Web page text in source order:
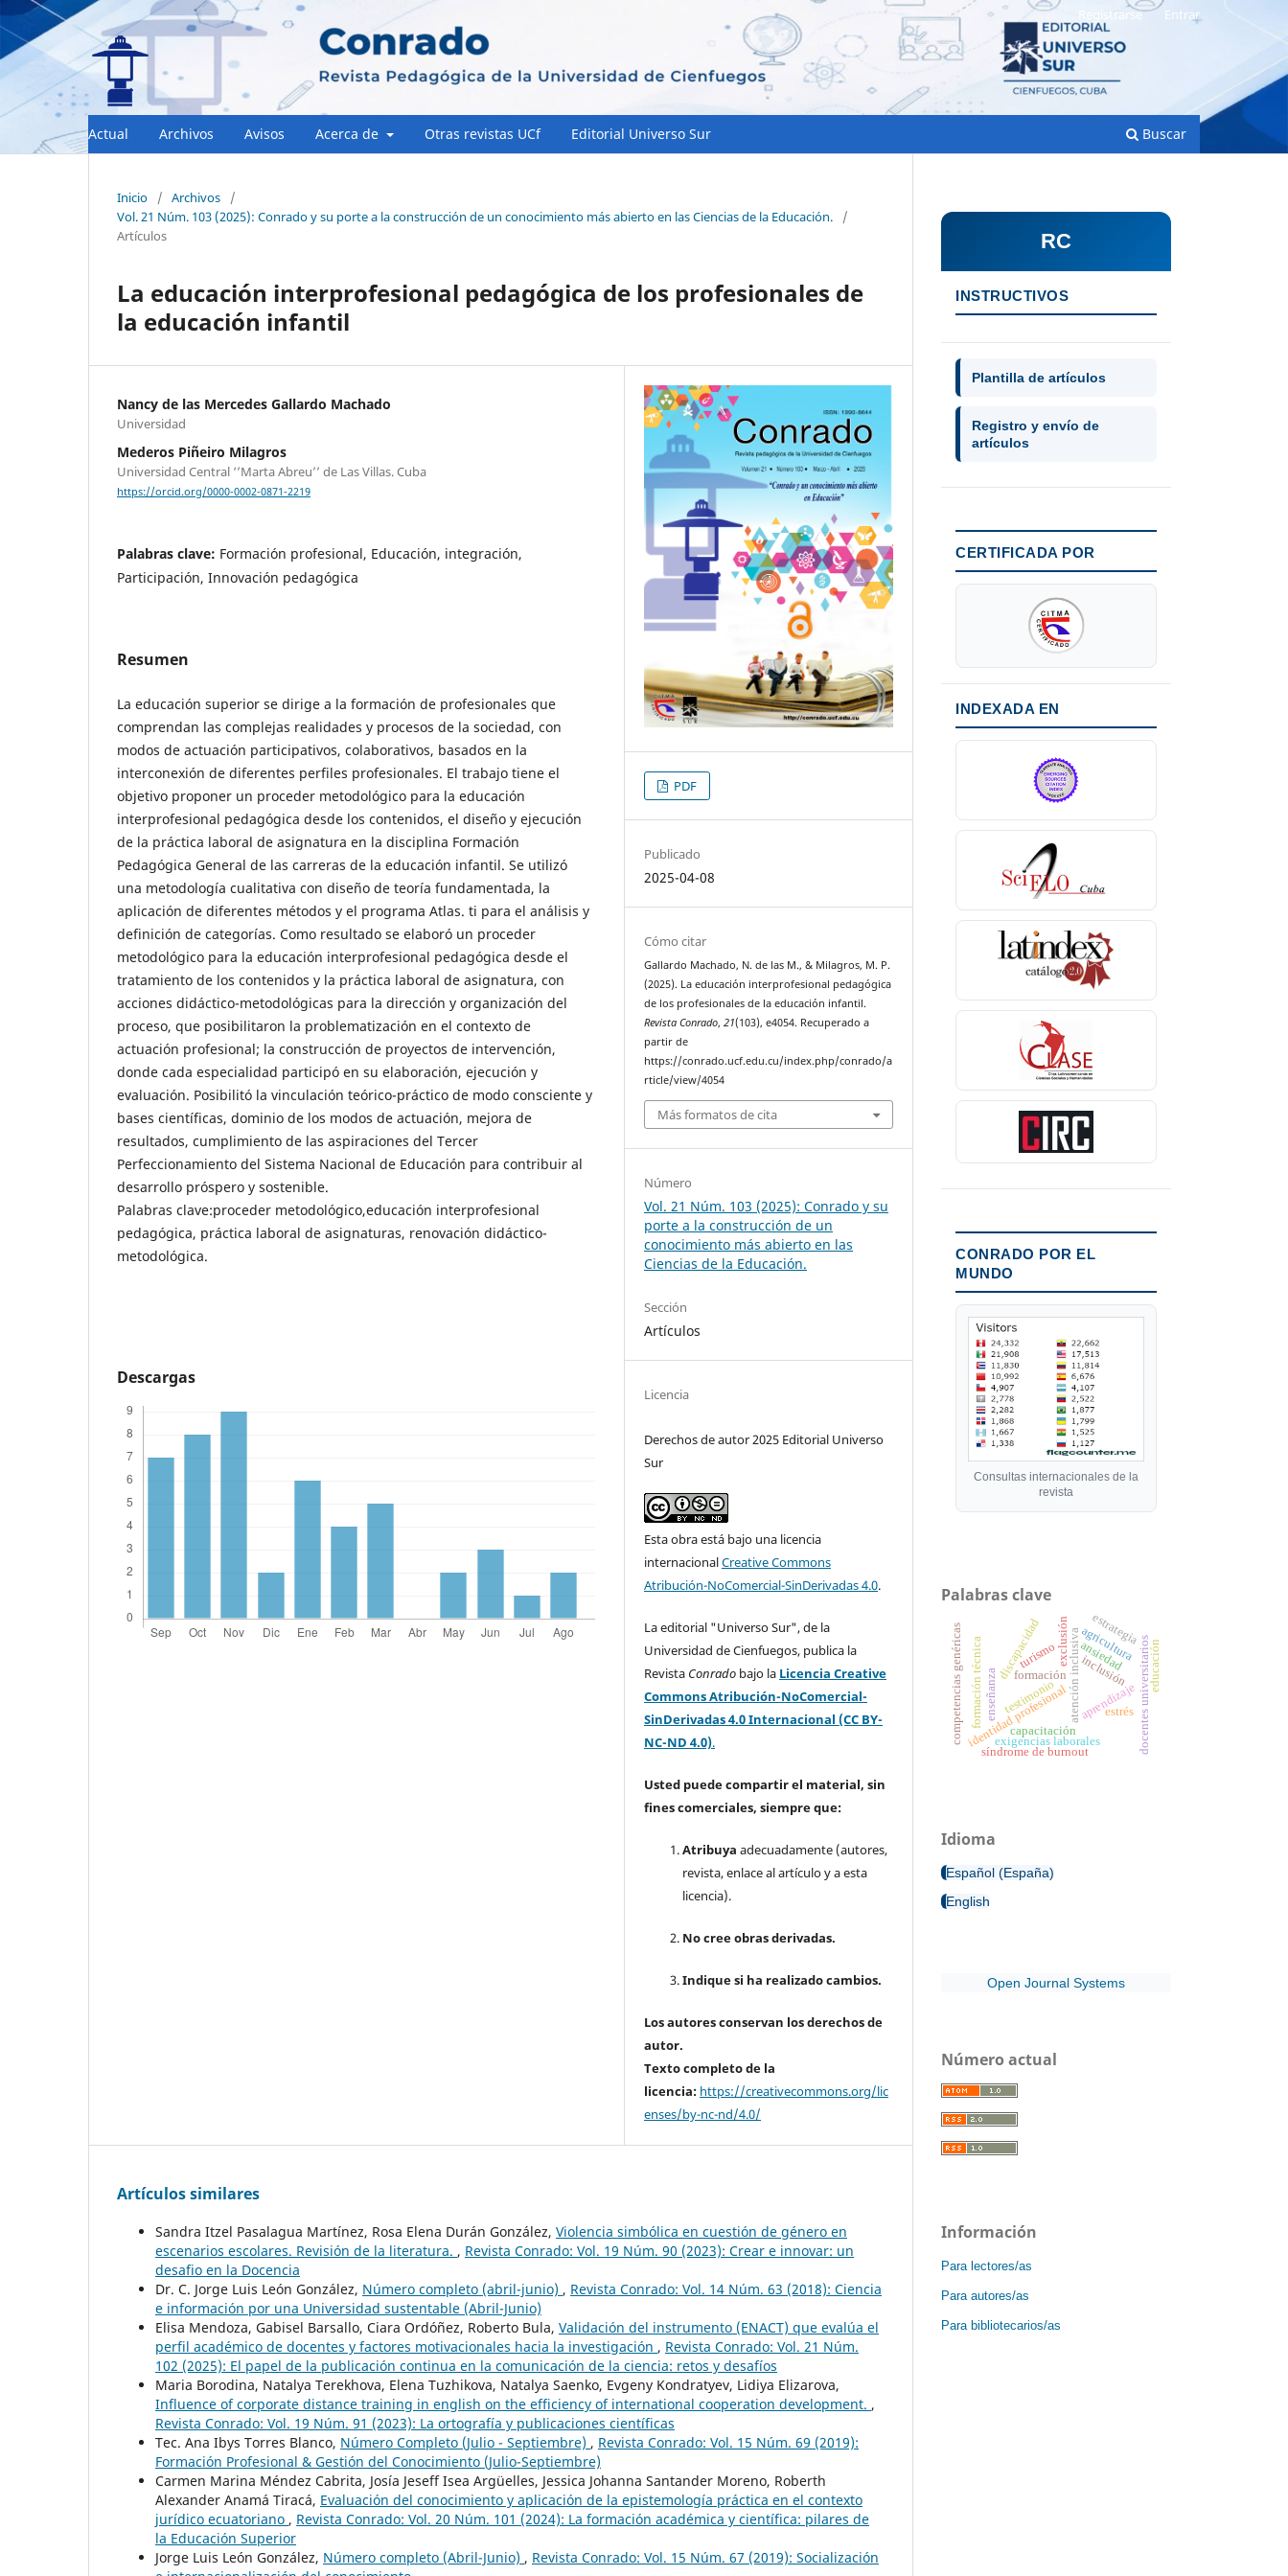
Actual Archivos Avisos Acerca de Otras revistas UCf Editorial Universo Sur Buscar
Registrarse Entrar
Inicio / Archivos
/
Vol. 21 Núm. 103 (2025): Conrado y su porte a la construcción de un conocimiento más abierto en las Ciencias de la Educación.
/
Artículos
La educación interprofesional pedagógica de los profesionales de
la educación infantil
Nancy de las Mercedes Gallardo Machado
Universidad
Mederos Piñeiro Milagros
Universidad Central ‘’Marta Abreu’’ de Las Villas. Cuba
https://orcid.org/0000-0002-0871-2219
Palabras clave: Formación profesional, Educación, integración,
Participación, Innovación pedagógica
Resumen
La educación superior se dirige a la formación de profesionales que
comprendan las complejas realidades y procesos de la sociedad, con
modos de actuación participativos, colaborativos, basados en la
interconexión de diferentes perfiles profesionales. El trabajo tiene el
objetivo proponer un proceder metodológico para la educación
interprofesional pedagógica desde los contenidos, el diseño y ejecución
de la práctica laboral de asignatura en la disciplina Formación
Pedagógica General de las carreras de la educación infantil. Se utilizó
una metodología cualitativa con diseño de teoría fundamentada, la
aplicación de diferentes métodos y el programa Atlas. ti para el análisis y
definición de categorías. Como resultado se elaboró un proceder
metodológico para la educación interprofesional pedagógica desde el
tratamiento de los contenidos y la práctica laboral de asignatura, con
acciones didáctico-metodológicas para la dirección y organización del
proceso, que posibilitaron la problematización en el contexto de
actuación profesional; la construcción de proyectos de intervención,
donde cada especialidad participó en su elaboración, ejecución y
evaluación. Posibilitó la vinculación teórico-práctico de modo consciente y
bases científicas, dominio de los modos de actuación, mejora de
resultados, cumplimiento de las aspiraciones del Tercer
Perfeccionamiento del Sistema Nacional de Educación para contribuir al
desarrollo próspero y sostenible.
Palabras clave:proceder metodológico,educación interprofesional
pedagógica, práctica laboral de asignaturas, renovación didáctico-
metodológica.
Descargas
PDF
Publicado
2025-04-08
Cómo citar
Gallardo Machado, N. de las M., & Milagros, M. P.
(2025). La educación interprofesional pedagógica
de los profesionales de la educación infantil.
Revista Conrado,21(103), e4054. Recuperado a
partir de
https://conrado.ucf.edu.cu/index.php/conrado/a
rticle/view/4054
Más formatos de cita
Número
Vol. 21 Núm. 103 (2025): Conrado y su
porte a la construcción de un
conocimiento más abierto en las
Ciencias de la Educación.
Sección
Artículos
Licencia
Derechos de autor 2025 Editorial Universo
Sur
Esta obra está bajo una licencia
internacionalCreative Commons
Atribución-NoComercial-SinDerivadas 4.0.
La editorial "Universo Sur", de la
Universidad de Cienfuegos, publica la
Revista Conrado bajo la Licencia Creative
Commons Atribución-NoComercial-
SinDerivadas 4.0 Internacional (CC BY-
NC-ND 4.0).
Usted puede compartir el material, sin
fines comerciales, siempre que:
Atribuya adecuadamente (autores,
revista, enlace al artículo y a esta
licencia).
No cree obras derivadas.
Indique si ha realizado cambios.
Los autores conservan los derechos de
autor.
Texto completo de la
licencia: https://creativecommons.org/lic
enses/by-nc-nd/4.0/
Artículos similares
Sandra Itzel Pasalagua Martínez, Rosa Elena Durán González, Violencia simbólica en cuestión de género en
escenarios escolares. Revisión de la literatura. , Revista Conrado: Vol. 19 Núm. 90 (2023): Crear e innovar: un
desafio en la Docencia
Dr. C. Jorge Luis León González, Número completo (abril-junio) , Revista Conrado: Vol. 14 Núm. 63 (2018): Ciencia
e información por una Universidad sustentable (Abril-Junio)
Elisa Mendoza, Gabisel Barsallo, Ciara Ordóñez, Roberto Bula, Validación del instrumento (ENACT) que evalúa el
perfil académico de docentes y factores motivacionales hacia la investigación , Revista Conrado: Vol. 21 Núm.
102 (2025): El papel de la publicación continua en la comunicación de la ciencia: retos y desafíos
Maria Borodina, Natalya Terekhova, Elena Tuzhikova, Natalya Saenko, Evgeny Kondratyev, Lidiya Elizarova,
Influence of corporate distance training in english on the efficiency of international cooperation development. ,
Revista Conrado: Vol. 19 Núm. 91 (2023): La ortografía y publicaciones científicas
Tec. Ana Ibys Torres Blanco, Número Completo (Julio - Septiembre) , Revista Conrado: Vol. 15 Núm. 69 (2019):
Formación Profesional & Gestión del Conocimiento (Julio-Septiembre)
Carmen Marina Méndez Cabrita, Josía Jeseff Isea Argüelles, Jessica Johanna Santander Moreno, Roberth
Alexander Anamá Tiracá, Evaluación del conocimiento y aplicación de la epistemología práctica en el contexto
jurídico ecuatoriano , Revista Conrado: Vol. 20 Núm. 101 (2024): La formación académica y científica: pilares de
la Educación Superior
Jorge Luis León González, Número completo (Abril-Junio) , Revista Conrado: Vol. 15 Núm. 67 (2019): Socialización
RC
INSTRUCTIVOS
Plantilla de artículos
Registro y envío de
artículos
CERTIFICADA POR
INDEXADA EN
CONRADO POR EL
MUNDO
Consultas internacionales de la
revista
Palabras clave
formación atención inclusiva
identidad profesional
enseñanza aprendizaje
inclusión
exclusión
discapacidad
capacitación
estrés
ansiedad
exigencias laborales docentes universitarios
síndrome de burnout
agricultura
formación técnica turismo educación
competencias genéricas estrategia
testimonio
Idioma
Español (España)
English
Open Journal Systems
Número actual
Información
Para lectores/as
Para autores/as
Para bibliotecarios/as